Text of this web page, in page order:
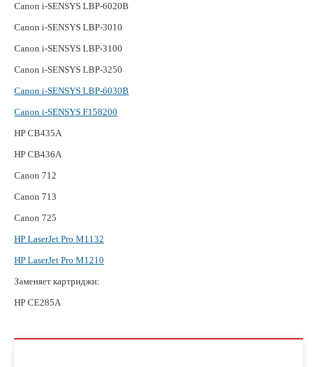
Canon i-SENSYS LBP-6020B
Canon i-SENSYS LBP-3010
Canon i-SENSYS LBP-3100
Canon i-SENSYS LBP-3250
Canon i-SENSYS LBP-6030B
Canon i-SENSYS F158200
HP CB435A
HP CB436A
Canon 712
Canon 713
Canon 725
HP LaserJet Pro M1132
HP LaserJet Pro M1210
Заменяет картриджи:
HP CE285A